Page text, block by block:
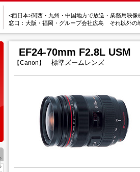
<西日本>関西・九州・中国地方で放送・業務用映
窓口：大阪・福岡・グループ会社広島 それ以外の
EF24-70mm F2.8L USM
【Canon】 標準ズームレンズ